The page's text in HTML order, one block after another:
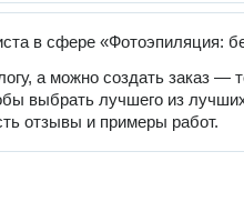
в сфере «Фотоэпиляция:
а можно создать заказ —
выбрать лучшего из
отзывы и примеры работ.